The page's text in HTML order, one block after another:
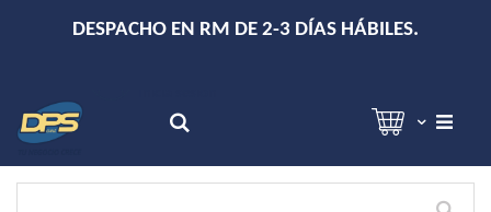
DESPACHO EN RM DE 2-3 DÍAS HÁBILES.